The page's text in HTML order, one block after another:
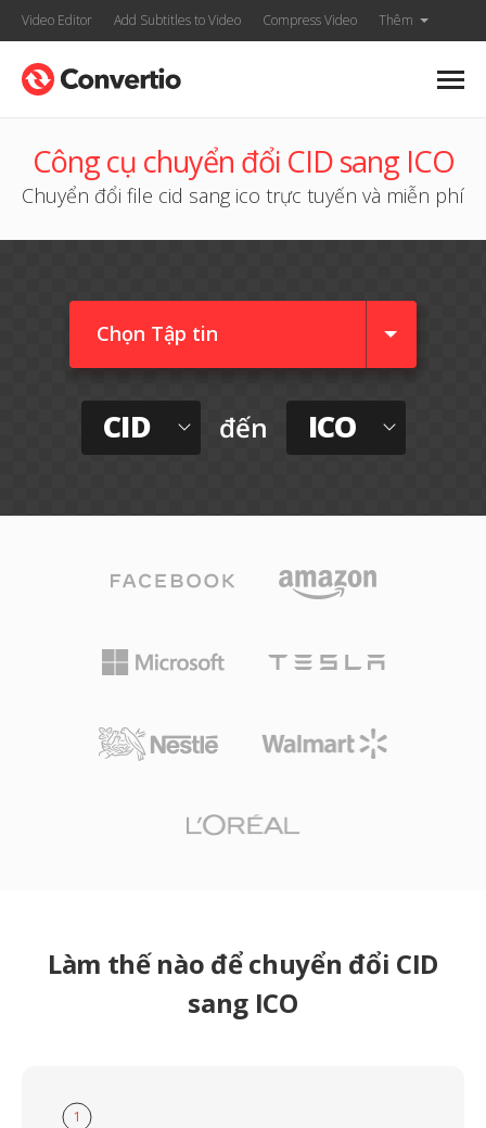
Video Editor Add Subtitles to Video Compress Video Thêm
Công cụ chuyển đổi CID sang ICO
Chuyển đổi file cid sang ico trực tuyến và miễn phí
Chọn Tập tin
CID đến ICO
Làm thế nào để chuyển đổi CID
sang ICO
1